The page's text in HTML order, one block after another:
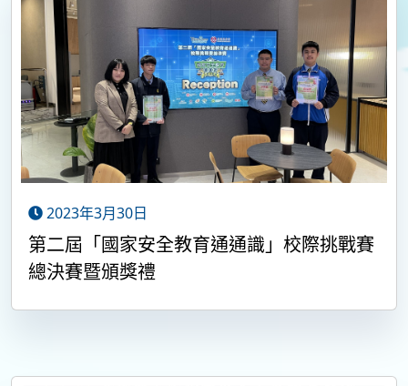
2023年3月30日
第二屆「國家安全教育通通識」校際挑戰賽
總決賽暨頒獎禮